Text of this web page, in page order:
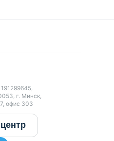
г. Минск,
офис 303